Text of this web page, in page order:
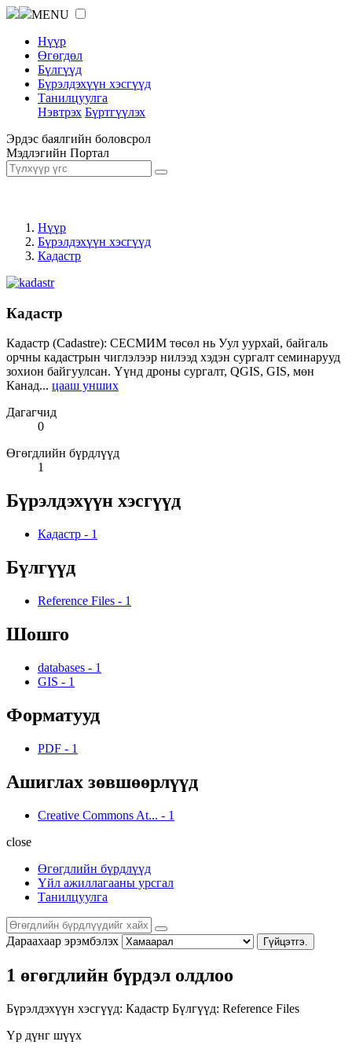
MENU
Нүүр
Өгөгдөл
Бүлгүүд
Бүрэлдэхүүн хэсгүүд
Танилцуулга
Нэвтрэх Бүртгүүлэх
Эрдэс баялгийн боловсрол
Мэдлэгийн Портал
Нүүр
Бүрэлдэхүүн хэсгүүд
Кадастр
Кадастр
Кадастр (Cadastre): СЕСМИМ төсөл нь Уул уурхай, байгаль
орчны кадастрын чиглэлээр нилээд хэдэн сургалт семинарууд
зохион байгуулсан. Үүнд дроны сургалт, QGIS, GIS, мөн
Канад... цааш унших
Дагагчид
0
Өгөгдлийн бүрдлүүд
1
Бүрэлдэхүүн хэсгүүд
Кадастр - 1
Бүлгүүд
Reference Files - 1
Шошго
databases - 1
GIS - 1
Форматууд
PDF - 1
Ашиглах зөвшөөрлүүд
Creative Commons At... - 1
close
Өгөгдлийн бүрдлүүд
Үйл ажиллагааны урсгал
Танилцуулга
Дараахаар эрэмбэлэх Гүйцэтгэ.
1 өгөгдлийн бүрдэл олдлоо
Бүрэлдэхүүн хэсгүүд: Кадастр Бүлгүүд: Reference Files
Үр дүнг шүүх